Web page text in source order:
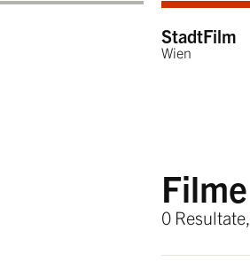
StadtFilm
Wien
Filme
0 Resultate,